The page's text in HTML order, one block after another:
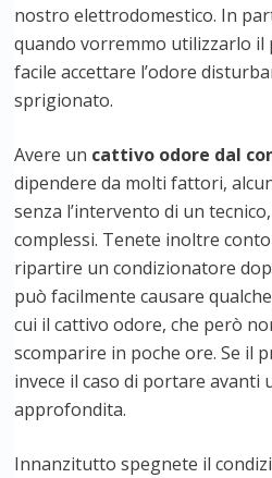
nostro elettrodomestico. In
quando vorremmo utilizzarlo il
facile accettare l’odore
sprigionato.
Avere un cattivo odore dal
dipendere da molti fattori,
senza l’intervento di un
complessi. Tenete inoltre
ripartire un condizionatore
può facilmente causare
cui il cattivo odore, che però
scomparire in poche ore. Se il
invece il caso di portare avanti
approfondita.
Innanzitutto spegnete il